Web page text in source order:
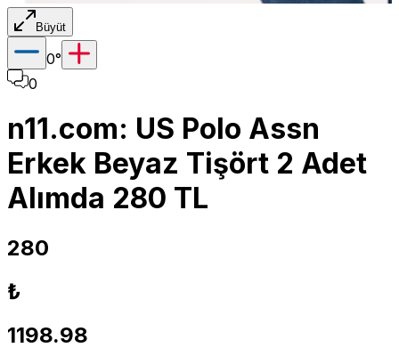
Büyüt
0°
0
n11.com: US Polo Assn
Erkek Beyaz Tişört 2 Adet
Alımda 280 TL
280
₺
1198.98